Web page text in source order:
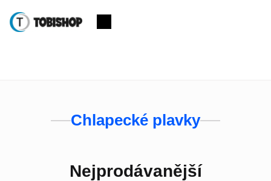
na
obsah
Nákupní
Chlapecké plavky
Nejprodávanější